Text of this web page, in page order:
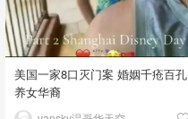
美国一家8口灭门案 婚姻千疮百孔
养女华裔